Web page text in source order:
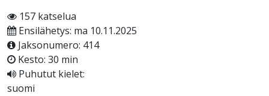
157 katselua
Ensilähetys: ma 10.11.2025
Jaksonumero: 414
Kesto: 30 min
Puhutut kielet:
suomi